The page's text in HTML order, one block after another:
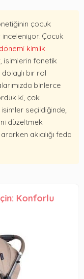
çocuk
Çocuk
kimlik
isimlerin fonetik
dolaylı bir rol
binlerce
ki, çok
seçildiğinde,
düzeltmek
akıcılığı feda
Konforlu